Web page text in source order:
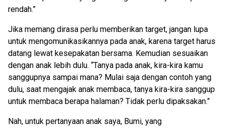
rendah.”
Jika memang dirasa perlu memberikan target, jangan lupa
untuk mengomunikasikannya pada anak, karena target harus
datang lewat kesepakatan bersama. Kemudian sesuaikan
dengan anak lebih dulu. “Tanya pada anak, kira-kira kamu
sanggupnya sampai mana? Mulai saja dengan contoh yang
dulu, saat mengajak anak membaca, tanya kira-kira sanggup
untuk membaca berapa halaman? Tidak perlu dipaksakan.”
Nah, untuk pertanyaan anak saya, Bumi, yang